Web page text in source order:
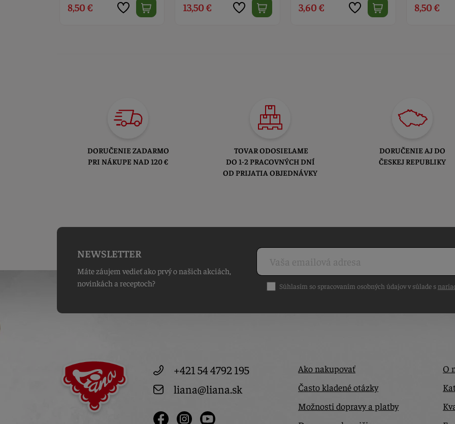
8,50 € 13,50 € 3,60 € 8,50 €
DORUČENIE ZADARMO
PRI NÁKUPE NAD 120 €
TOVAR ODOSIELAME
DO 1-2 PRACOVNÝCH DNÍ
OD PRIJATIA OBJEDNÁVKY
DORUČENIE AJ DO
ČESKEJ REPUBLIKY
NEWSLETTER
Máte záujem vedieť ako prvý o našich akciách,
novinkách a receptoch?
Súhlasím so spracovaním osobných údajov v súlade s
+421 54 4792 195
liana@liana.sk
Ako nakupovať
Často kladené otázky
Možnosti dopravy a platby
O